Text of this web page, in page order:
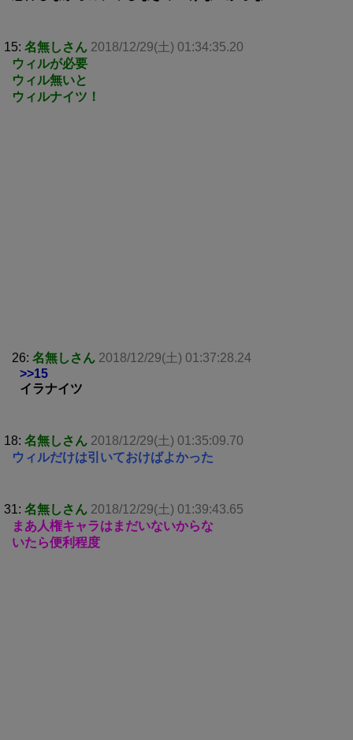
15: 名無しさん 2018/12/29(土) 01:34:35.20
ウィルが必要
ウィル無いと
ウィルナイツ！
26: 名無しさん 2018/12/29(土) 01:37:28.24
>>15
イラナイツ
18: 名無しさん 2018/12/29(土) 01:35:09.70
ウィルだけは引いておけばよかった
31: 名無しさん 2018/12/29(土) 01:39:43.65
まあ人権キャラはまだいないからな
いたら便利程度